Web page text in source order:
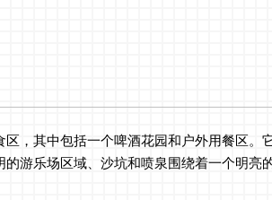
区，其中包括一个啤酒花园和户外用餐区。
的游乐场区域、沙坑和喷泉围绕着一个明亮